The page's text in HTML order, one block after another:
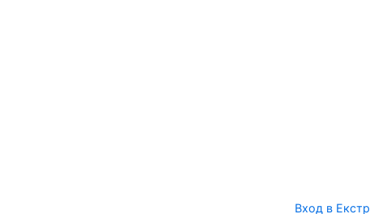
Вход в